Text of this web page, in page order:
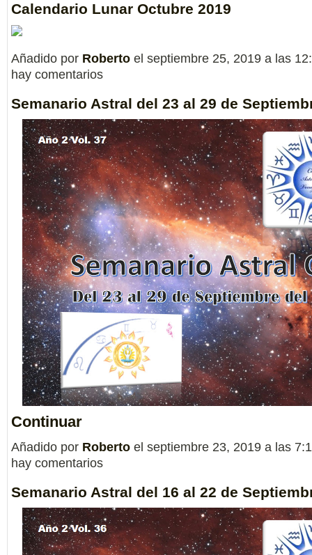
Calendario Lunar Octubre 2019
Añadido por Roberto el septiembre 25, 2019 a las
hay comentarios
Semanario Astral del 23 al 29 de
Continuar
Añadido por Roberto el septiembre 23, 2019 a las
hay comentarios
Semanario Astral del 16 al 22 de